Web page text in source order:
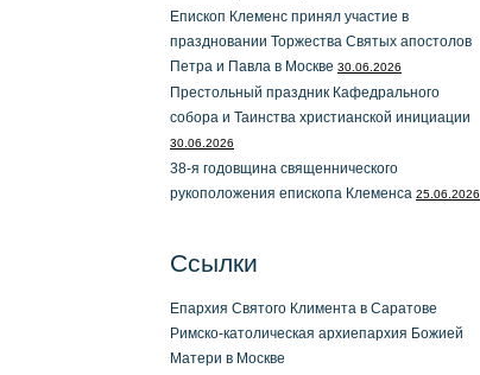
Епископ Клеменс принял участие в
праздновании Торжества Святых апостолов
Петра и Павла в Москве 30.06.2026
Престольный праздник Кафедрального
собора и Таинства христианской инициации
30.06.2026
38-я годовщина священнического
рукоположения епископа Клеменса 25.06.2026
Ссылки
Епархия Святого Климента в Саратове
Римско-католическая архиепархия Божией
Матери в Москве